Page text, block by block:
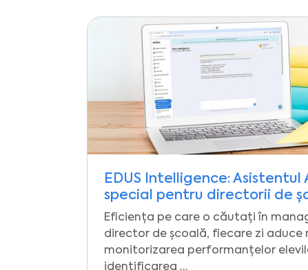
EDUS Intelligence: Asistentul
special pentru directorii de
Eficiența pe care o căutați în
director de școală, fiecare zi aduce
monitorizarea performanțelor
identificarea …